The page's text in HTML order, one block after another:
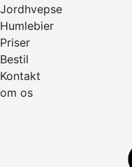
Jordhvepse
Humlebier
Priser
Bestil
Kontakt
om os